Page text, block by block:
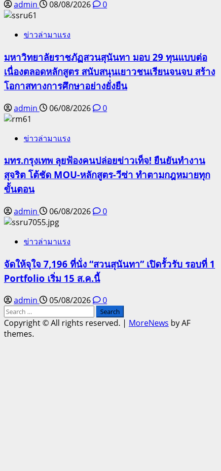
admin 08/08/2026 0
ข่าวล่ามาแรง
มหาวิทยาลัยราชภัฏสวนสุนันทา มอบ 29 ทุนแบบต่อ
เนื่องตลอดหลักสูตร สนับสนุนเยาวชนเรียนจนจบ สร้าง
โอกาสทางการศึกษาอย่างยั่งยืน
admin 06/08/2026 0
ข่าวล่ามาแรง
มทร.กรุงเทพ ลุยฟ้องคนปล่อยข่าวเท็จ! ยืนยันทำงาน
สุจริต โต้ชัด MOU-หลักสูตร-วีซ่า ทำตามกฎหมายทุก
ขั้นตอน
admin 06/08/2026 0
ข่าวล่ามาแรง
จัดให้จุใจ 7,196 ที่นั่ง “สวนสุนันทา” เปิดรั้วรับ รอบที่ 1
Portfolio เริ่ม 15 ส.ค.นี้
admin 05/08/2026
0
Search
for:
Copyright © All rights reserved. | MoreNews by AF
themes.